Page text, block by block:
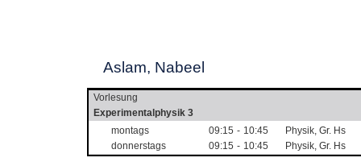
Aslam, Nabeel
Vorlesung
Experimentalphysik 3
montags
09:15 - 10:45
Physik, Gr. Hs
donnerstags
09:15 - 10:45 Physik, Gr. Hs